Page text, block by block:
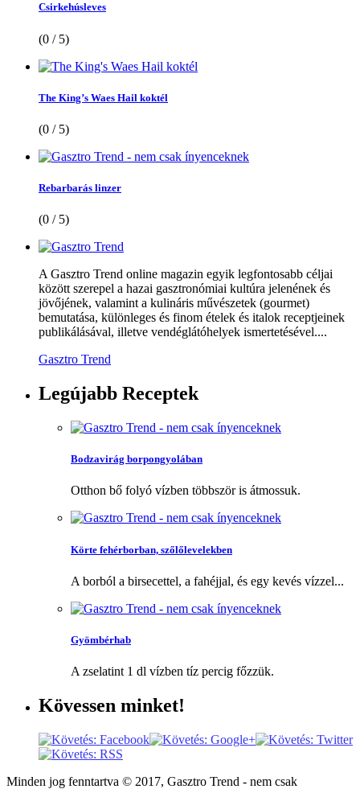
Csirkehúsleves
(0 / 5)
The King’s Waes Hail koktél
(0 / 5)
Rebarbarás linzer
(0 / 5)
A Gasztro Trend online magazin egyik legfontosabb céljai
között szerepel a hazai gasztronómiai kultúra jelenének és
jövőjének, valamint a kulináris művészetek (gourmet)
bemutatása, különleges és finom ételek és italok receptjeinek
publikálásával, illetve vendéglátóhelyek ismertetésével....
Gasztro Trend
Legújabb Receptek
Bodzavirág borpongyolában
Otthon bő folyó vízben többször is átmossuk.
Körte fehérborban, szőlőlevelekben
A borból a birsecettel, a fahéjjal, és egy kevés vízzel...
Gyömbérhab
A zselatint 1 dl vízben tíz percig főzzük.
Kövessen minket!
Minden jog fenntartva © 2017, Gasztro Trend - nem csak